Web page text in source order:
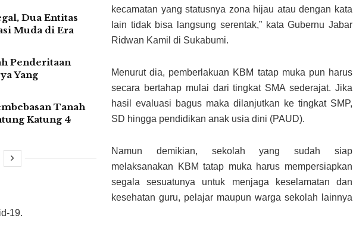
Dua Entitas
Muda di Era
Penderitaan
Yang
Tanah
Katung 4
kecamatan yang statusnya zona hijau atau dengan kata
lain tidak bisa langsung serentak,” kata Gubernu Jabar
Ridwan Kamil di Sukabumi.
Menurut dia, pemberlakuan KBM tatap muka pun harus
secara bertahap mulai dari tingkat SMA sederajat. Jika
hasil evaluasi bagus maka dilanjutkan ke tingkat SMP,
SD hingga pendidikan anak usia dini (PAUD).
Namun demikian, sekolah yang sudah siap
melaksanakan KBM tatap muka harus mempersiapkan
segala sesuatunya untuk menjaga keselamatan dan
kesehatan guru, pelajar maupun warga sekolah lainnya
19.